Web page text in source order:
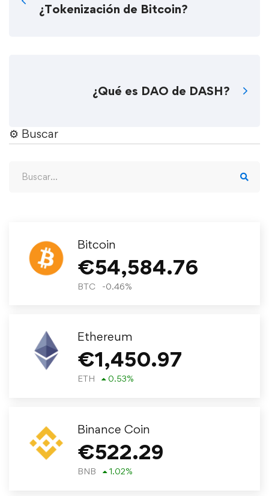
¿Tokenización de Bitcoin?
¿Qué es DAO de DASH?
⚙︎ Buscar
Bitcoin
€54,584.76
BTC -0.46%
Ethereum
€1,450.97
ETH 0.53%
Binance Coin
€522.29
BNB 1.02%